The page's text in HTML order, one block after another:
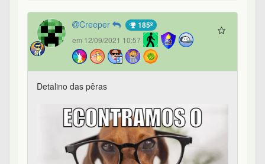
Creeper 185º
em 12/09/2021 10:57
Detalino das pêras